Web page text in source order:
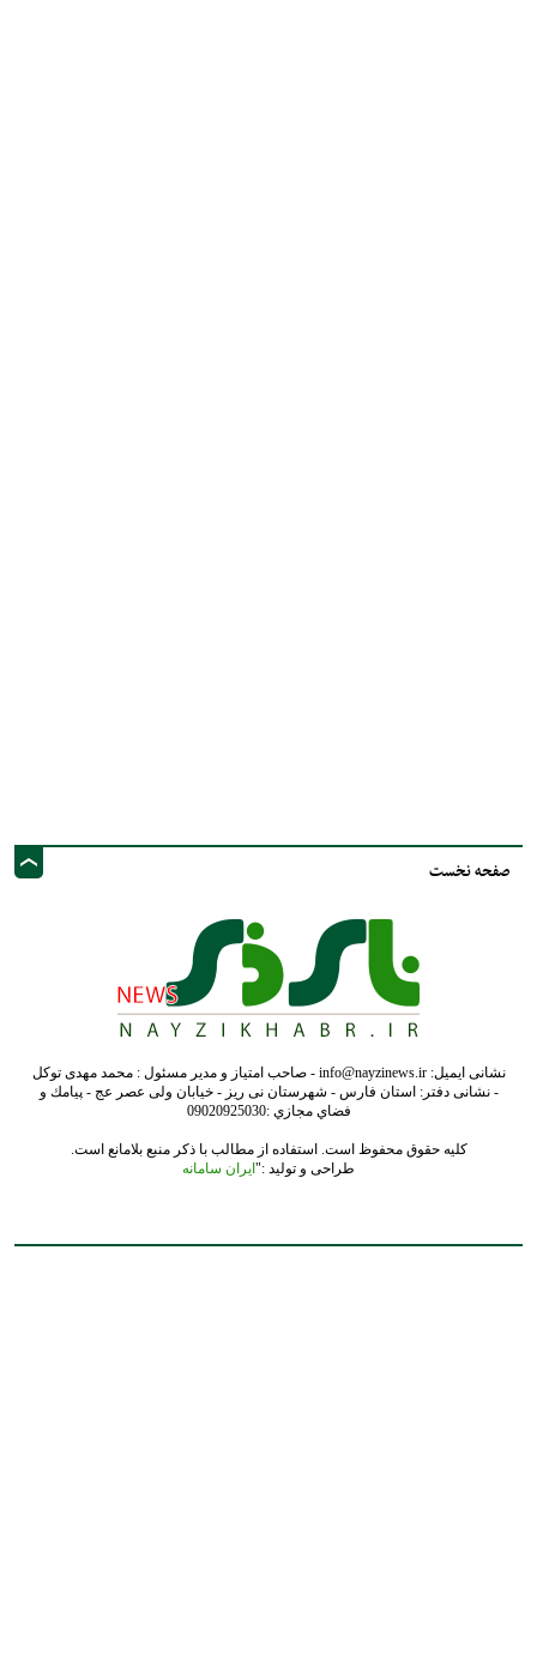
صفحه نخست
نشانی ایمیل: info@nayzinews.ir - صاحب امتیاز و مدیر مسئول : محمد مهدی توکل
- نشانی دفتر: استان فارس - شهرستان نی ریز - خیابان ولی عصر عج - پيامك و
فضاي مجازي :09020925030
کلیه حقوق محفوظ است. استفاده از مطالب با ذکر منبع بلامانع است.
طراحی و تولید :" ایران سامانه